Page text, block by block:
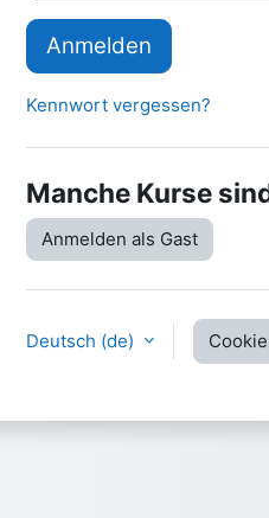
Anmelden
Kennwort vergessen?
Manche Kurse
Anmelden als Gast
Deutsch ‎(de)‎